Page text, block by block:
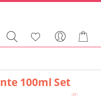
100ml Set